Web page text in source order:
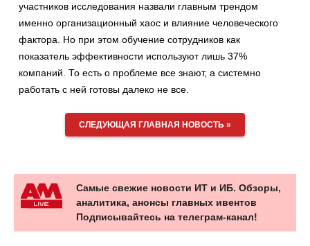
участников исследования назвали главным трендом
именно организационный хаос и влияние человеческого
фактора. Но при этом обучение сотрудников как
показатель эффективности используют лишь 37%
компаний. То есть о проблеме все знают, а системно
работать с ней готовы далеко не все.
СЛЕДУЮЩАЯ ГЛАВНАЯ НОВОСТЬ »
Самые свежие новости ИТ и ИБ. Обзоры,
аналитика, анонсы главных ивентов
Подписывайтесь на телеграм-канал!